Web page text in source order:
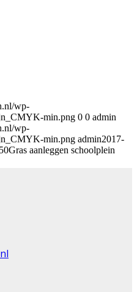
wp-
min.png 0 0 admin
wp-
min.png admin2017-
Gras aanleggen schoolplein